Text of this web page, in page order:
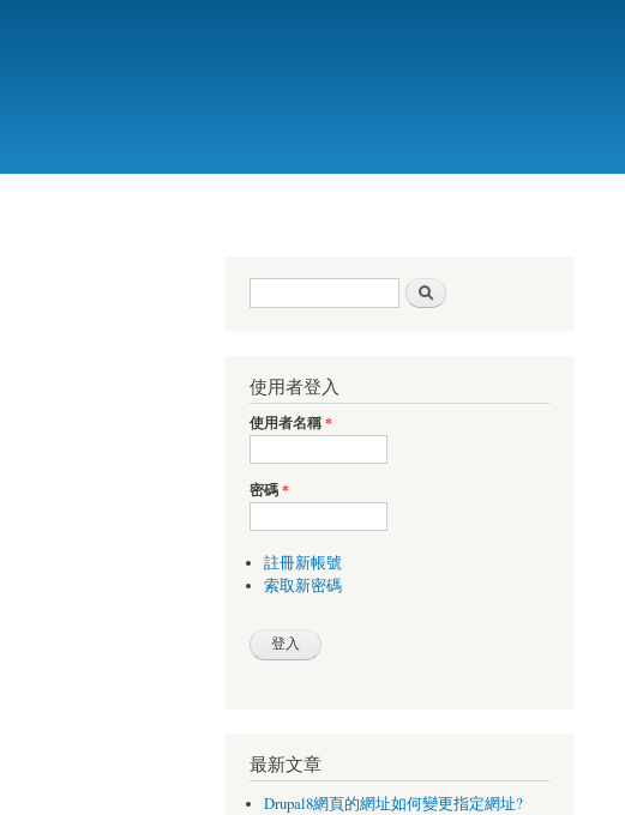
搜尋表單
使用者登入
使用者名稱*
密碼*
註冊新帳號
索取新密碼
最新文章
Drupal8網頁的網址如何變更指定網址?